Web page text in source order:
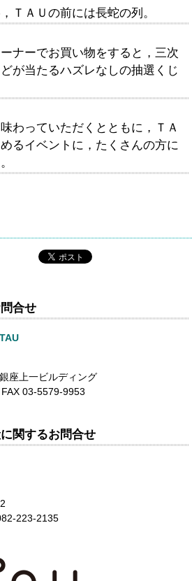
ＴＡＵの前には長蛇の列。
ナーでお買い物をすると，三次
が当たるハズレなしの抽選くじ
わっていただくとともに，ＴＡ
るイベントに，たくさんの方に
合せ
座上一ビルディング
03-5579-9953
関するお問合せ
223-2135